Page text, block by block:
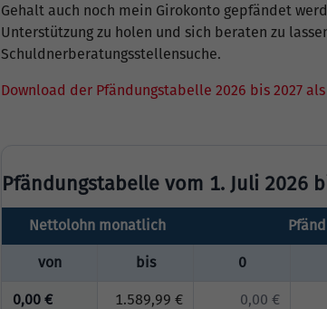
Gehalt auch noch mein Girokonto gepfändet
Unterstützung zu holen und sich beraten zu
Schuldnerberatungsstellensuche.
Download der Pfändungstabelle 2026 bis 2027
Pfändungstabelle vom 1. Juli 2026
Nettolohn monatlich
von bis 0
0,00 € 1.589,99 € 0,00 €